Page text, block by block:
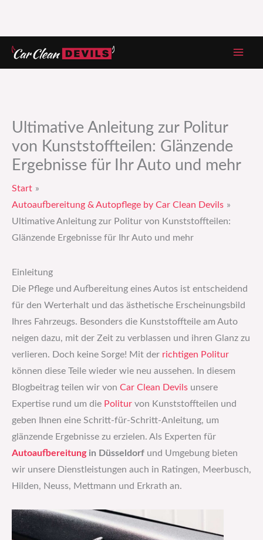
Zum
Inhalt
Ultimative Anleitung zur Politur
von Kunststoffteilen: Glänzende
Ergebnisse für Ihr Auto und mehr
Start
Autoaufbereitung & Autopflege by Car Clean Devils
Ultimative Anleitung zur Politur von Kunststoffteilen:
Glänzende Ergebnisse für Ihr Auto und mehr
Einleitung
Die Pflege und Aufbereitung eines Autos ist entscheidend
für den Werterhalt und das ästhetische Erscheinungsbild
Ihres Fahrzeugs. Besonders die Kunststoffteile am Auto
neigen dazu, mit der Zeit zu verblassen und ihren Glanz zu
verlieren. Doch keine Sorge! Mit der richtigen Politur
können diese Teile wieder wie neu aussehen. In diesem
Blogbeitrag teilen wir von Car Clean Devils unsere
Expertise rund um die Politur von Kunststoffteilen und
geben Ihnen eine Schritt-für-Schritt-Anleitung, um
glänzende Ergebnisse zu erzielen. Als Experten für
Autoaufbereitungin Düsseldorf und Umgebung bieten
wir unsere Dienstleistungen auch in Ratingen, Meerbusch,
Hilden, Neuss, Mettmann und Erkrath an.